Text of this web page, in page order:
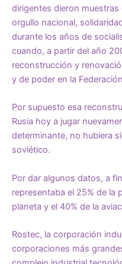
dirigentes dieron
orgullo nacional,
durante los años de
cuando, a partir del año
reconstrucción y
y de poder en la
Por supuesto esa
Rusia hoy a jugar
determinante, no hubiera
soviético.
Por dar algunos datos, a
representaba el 25% de la
planeta y el 40% de la
Rostec, la corporación
corporaciones más